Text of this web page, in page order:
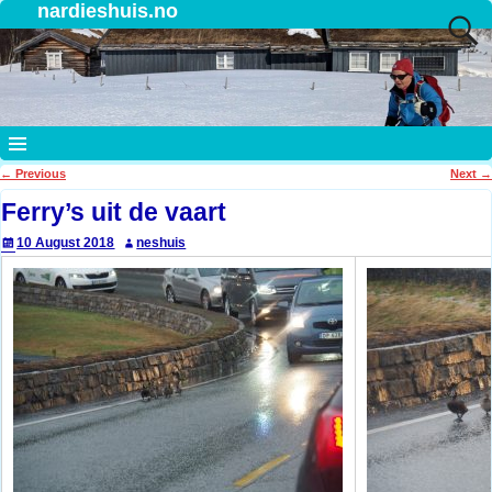
nardieshuis.no
Post navigation
← Previous Next →
Ferry’s uit de vaart
10 August 2018 neshuis